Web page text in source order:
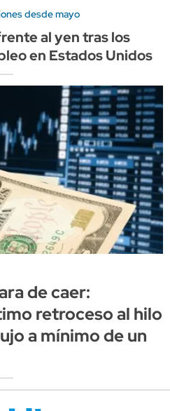
desde mayo
al yen tras los
en Estados Unidos
de caer:
retroceso al hilo
a mínimo de un